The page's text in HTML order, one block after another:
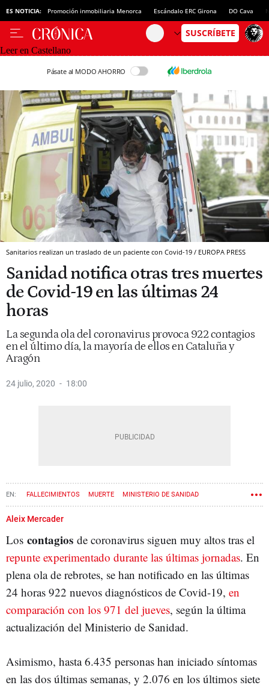
ES NOTICIA: Promoción inmobiliaria Menorca Escándalo ERC Girona DO Cava
Leer en Castellano
Pásate al MODO AHORRO
Sanitarios realizan un traslado de un paciente con Covid-19 / EUROPA PRESS
Sanidad notifica otras tres muertes
de Covid-19 en las últimas 24
horas
La segunda ola del coronavirus provoca 922 contagios
en el último día, la mayoría de ellos en Cataluña y
Aragón
24 julio, 2020 18:00
FALLECIMIENTOS MUERTE MINISTERIO DE SANIDAD
CORONAVIRUS
Aleix Mercader
Los contagios de coronavirus siguen muy altos tras el
repunte experimentado durante las últimas jornadas. En
plena ola de rebrotes, se han notificado en las últimas
24 horas 922 nuevos diagnósticos de Covid-19, en
comparación con los 971 del jueves, según la última
actualización del Ministerio de Sanidad.
Asimismo, hasta 6.435 personas han iniciado síntomas
en las dos últimas semanas, y 2.076 en los últimos siete